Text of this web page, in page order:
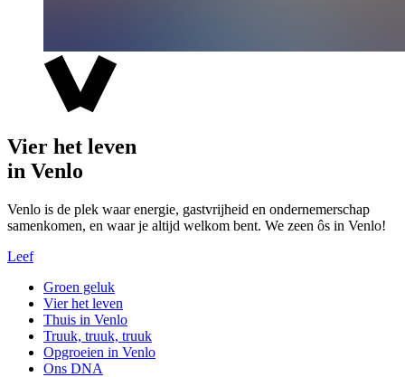
Vier het leven
in Venlo
Venlo is de plek waar energie, gastvrijheid en ondernemerschap
samenkomen, en waar je altijd welkom bent. We zeen ôs in Venlo!
Leef
Groen geluk
Vier het leven
Thuis in Venlo
Truuk, truuk, truuk
Opgroeien in Venlo
Ons DNA